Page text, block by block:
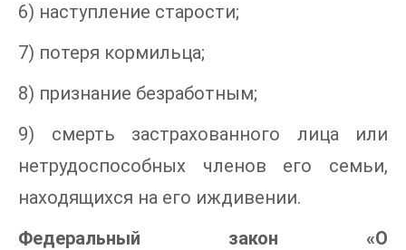
6) наступление старости;
7) потеря кормильца;
8) признание безработным;
9) смерть застрахованного лица или
нетрудоспособных членов его семьи,
находящихся на его иждивении.
Федеральный закон «О